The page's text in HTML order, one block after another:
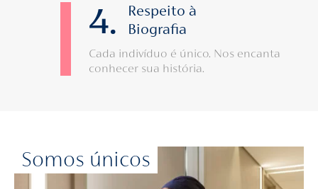
4.
Respeito à
Biografia
Cada indivíduo é único. Nos encanta
conhecer sua história.
Somos únicos